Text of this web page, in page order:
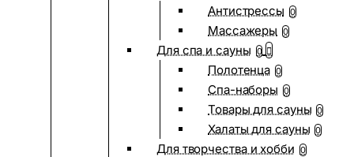
Антистрессы 0
Массажеры 0
Для спа и сауны 0
Полотенца 0
Спа-наборы 0
Товары для сауны 0
Халаты для сауны 0
Для творчества и хобби 0